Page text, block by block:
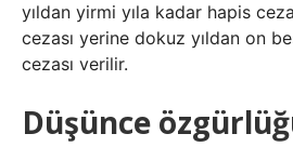
yıldan yirmi yıla kadar hapis
cezası yerine dokuz yıldan on
cezası verilir.
Düşünce